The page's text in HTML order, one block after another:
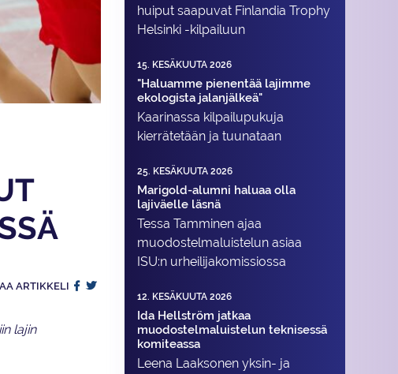
ARTIKKELI
lajin
huiput saapuvat Finlandia Trophy
Helsinki -kilpailuun
15. KESÄKUUTA 2026
"Haluamme pienentää lajimme
ekologista jalanjälkeä"
Kaarinassa kilpailupukuja
kierrätetään ja tuunataan
25. KESÄKUUTA 2026
Marigold-alumni haluaa olla
lajiväelle läsnä
Tessa Tamminen ajaa
muodostelma­luistelun asiaa
ISU:n urheilija­komissiossa
12. KESÄKUUTA 2026
Ida Hellström jatkaa
muodostelmaluistelun teknisessä
komiteassa
Leena Laaksonen yksin- ja